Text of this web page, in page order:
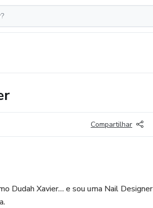
Compartilhar
Dudah Xavier… e sou uma Nail Designer